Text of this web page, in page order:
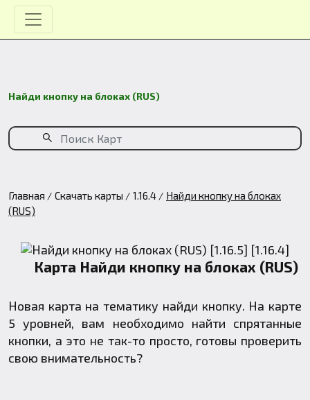
Найди кнопку на блоках (RUS)
Главная Скачать карты 1.16.4
Найди кнопку на блоках
(RUS)
Карта Найди кнопку на блоках (RUS)
Новая карта на тематику найди кнопку. На карте
5 уровней, вам необходимо найти спрятанные
кнопки, а это не так-то просто, готовы проверить
свою внимательность?